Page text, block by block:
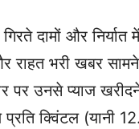
गिरते दामों और
राहत भरी खबर
पर उनसे प्याज
क्विंटल (यानी